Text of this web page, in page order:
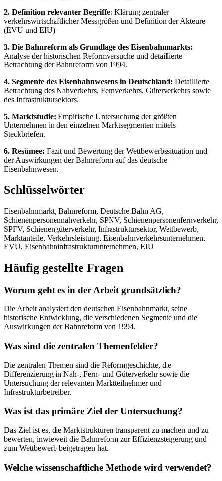
2. Definition relevanter Begriffe: Klärung zentraler
verkehrswirtschaftlicher Messgrößen und Definition der Akteure
(EVU und EIU).
3. Die Bahnreform als Grundlage des Eisenbahnmarkts:
Analyse der historischen Reformversuche und detaillierte
Betrachtung der Bahnreform von 1994.
4. Segmente des Eisenbahnwesens in Deutschland: Detaillierte
Betrachtung des Nahverkehrs, Fernverkehrs, Güterverkehrs sowie
des Infrastruktursektors.
5. Marktstudie: Empirische Untersuchung der größten
Unternehmen in den einzelnen Marktsegmenten mittels
Steckbriefen.
6. Resümee: Fazit und Bewertung der Wettbewerbssituation und
der Auswirkungen der Bahnreform auf das deutsche
Eisenbahnwesen.
Schlüsselwörter
Eisenbahnmarkt, Bahnreform, Deutsche Bahn AG,
Schienenpersonennahverkehr, SPNV, Schienenpersonenfernverkehr,
SPFV, Schienengüterverkehr, Infrastruktursektor, Wettbewerb,
Marktanteile, Verkehrsleistung, Eisenbahnverkehrsunternehmen,
EVU, Eisenbahninfrastrukturunternehmen, EIU
Häufig gestellte Fragen
Worum geht es in der Arbeit grundsätzlich?
Die Arbeit analysiert den deutschen Eisenbahnmarkt, seine
historische Entwicklung, die verschiedenen Segmente und die
Auswirkungen der Bahnreform von 1994.
Was sind die zentralen Themenfelder?
Die zentralen Themen sind die Reformgeschichte, die
Differenzierung in Nah-, Fern- und Güterverkehr sowie die
Untersuchung der relevanten Marktteilnehmer und
Infrastrukturbetreiber.
Was ist das primäre Ziel der Untersuchung?
Das Ziel ist es, die Marktstrukturen transparent zu machen und zu
bewerten, inwieweit die Bahnreform zur Effizienzsteigerung und
zum Wettbewerb beigetragen hat.
Welche wissenschaftliche Methode wird verwendet?